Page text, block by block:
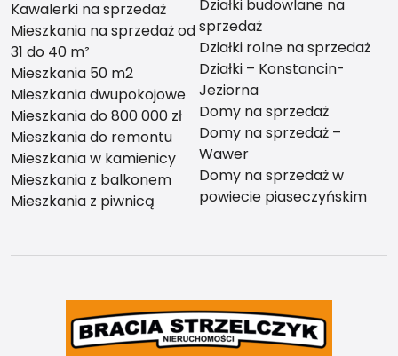
Kawalerki na sprzedaż
Mieszkania na sprzedaż od
31 do 40 m²
Mieszkania 50 m2
Mieszkania dwupokojowe
Mieszkania do 800 000 zł
Mieszkania do remontu
Mieszkania w kamienicy
Mieszkania z balkonem
Mieszkania z piwnicą
Działki budowlane na
sprzedaż
Działki rolne na sprzedaż
Działki – Konstancin-
Jeziorna
Domy na sprzedaż
Domy na sprzedaż –
Wawer
Domy na sprzedaż w
powiecie piaseczyńskim